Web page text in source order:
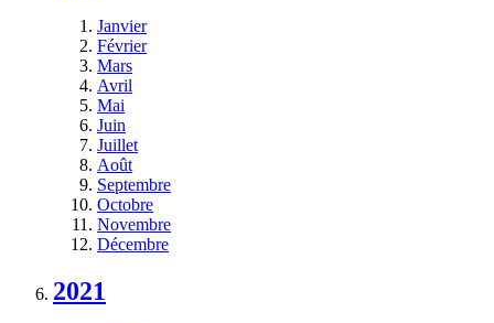
Janvier
Février
Mars
Avril
Mai
Juin
Juillet
Août
Septembre
Octobre
Novembre
Décembre
2021